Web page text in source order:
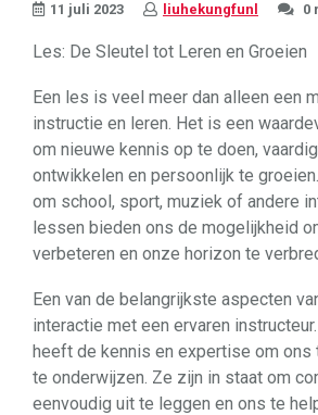
11 juli 2023 liuhekungfunl 0
Les: De Sleutel tot Leren en Groeien
Een les is veel meer dan alleen een
instructie en leren. Het is een
om nieuwe kennis op te doen,
ontwikkelen en persoonlijk te
om school, sport, muziek of andere
lessen bieden ons de mogelijkheid
verbeteren en onze horizon te
Een van de belangrijkste aspecten
interactie met een ervaren
heeft de kennis en expertise om ons
te onderwijzen. Ze zijn in staat om
eenvoudig uit te leggen en ons te